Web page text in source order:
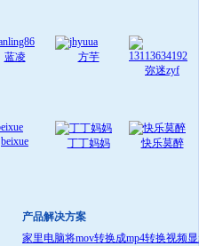
蓝凌
方芋
弥迷zyf
beixue 丁丁妈妈 快乐莫醉
产品解决方案
家里电脑将mov转换成mp4转换视频